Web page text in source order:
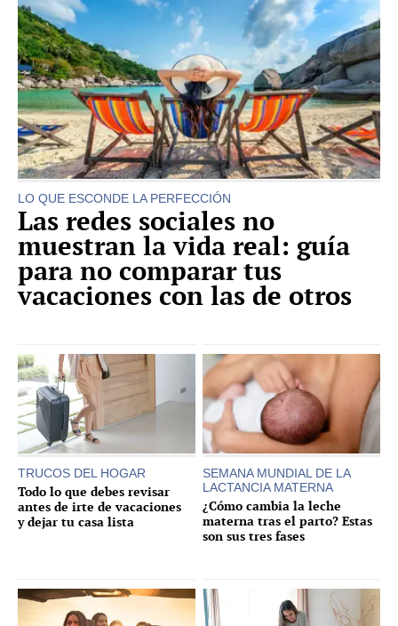
LO QUE ESCONDE LA PERFECCIÓN
Las redes sociales no
muestran la vida real: guía
para no comparar tus
vacaciones con las de otros
TRUCOS DEL HOGAR
Todo lo que debes revisar
antes de irte de vacaciones
y dejar tu casa lista
SEMANA MUNDIAL DE LA
LACTANCIA MATERNA
¿Cómo cambia la leche
materna tras el parto? Estas
son sus tres fases